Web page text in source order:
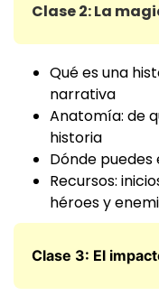
Clase 2: La
Qué es una
narrativa
Anatomía: de
historia
Dónde
Recursos:
héroes y
Clase 3: El